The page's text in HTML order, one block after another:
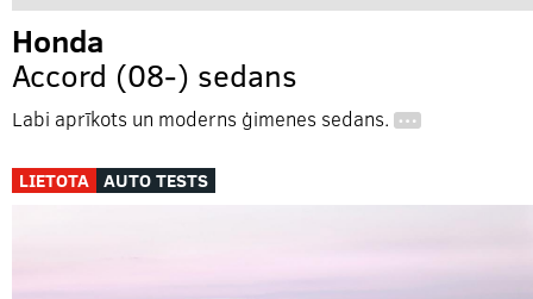
Honda
Accord (08-) sedans
Labi aprīkots un moderns ģimenes sedans. …
LIETOTA AUTO TESTS